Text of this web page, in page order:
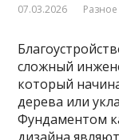
07.03.2026 Разное
сложный
который
дерева или
Фундаментом
дизайна